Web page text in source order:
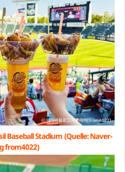
Baseball Stadium (Quelle: Naver-
from4022)